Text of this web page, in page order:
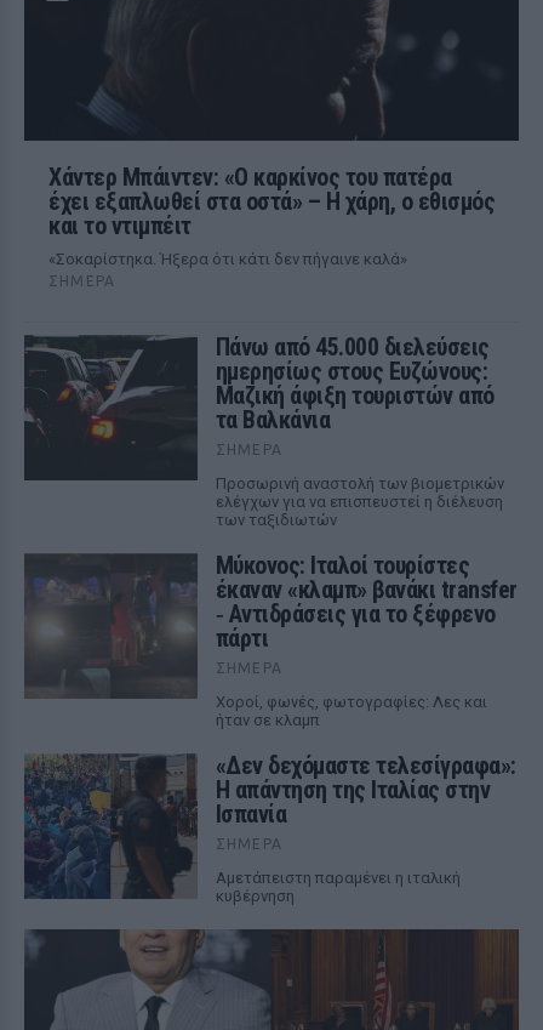
Χάντερ Μπάιντεν: «Ο καρκίνος του πατέρα
έχει εξαπλωθεί στα οστά» – Η χάρη, ο εθισμός
και το ντιμπέιτ
«Σοκαρίστηκα. Ήξερα ότι κάτι δεν πήγαινε καλά»
ΣΉΜΕΡΑ
Πάνω από 45.000 διελεύσεις
ημερησίως στους Ευζώνους:
Μαζική άφιξη τουριστών από
τα Βαλκάνια
ΣΉΜΕΡΑ
Προσωρινή αναστολή των βιομετρικών
ελέγχων για να επισπευστεί η διέλευση
των ταξιδιωτών
Μύκονος: Ιταλοί τουρίστες
έκαναν «κλαμπ» βανάκι transfer
‑ Αντιδράσεις για το ξέφρενο
πάρτι
ΣΉΜΕΡΑ
Χοροί, φωνές, φωτογραφίες: Λες και
ήταν σε κλαμπ
«Δεν δεχόμαστε τελεσίγραφα»:
Η απάντηση της Ιταλίας στην
Ισπανία
ΣΉΜΕΡΑ
Αμετάπειστη παραμένει η ιταλική
κυβέρνηση